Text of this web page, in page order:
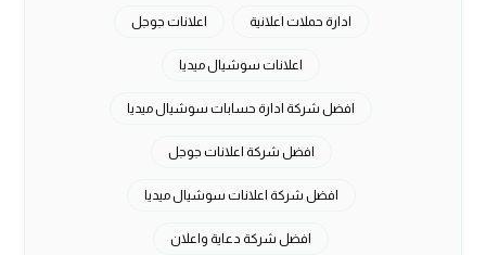
ادارة حملات اعلانية اعلانات جوجل
اعلانات سوشيال ميديا
افضل شركة ادارة حسابات سوشيال ميديا
افضل شركة اعلانات جوجل
افضل شركة اعلانات سوشيال ميديا
افضل شركة دعاية واعلان